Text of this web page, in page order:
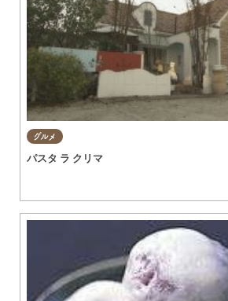
グルメ
パスタ ラ クリマ